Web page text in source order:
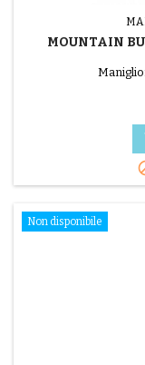
MOUNTAIN
Non disponibile